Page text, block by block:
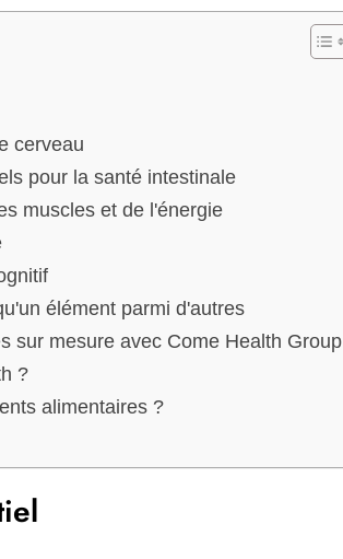
cerveau
pour la santé intestinale
muscles et de l'énergie
élément parmi d'autres
sur mesure avec Come Health Group
?
alimentaires ?